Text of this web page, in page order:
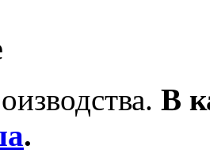
В
.